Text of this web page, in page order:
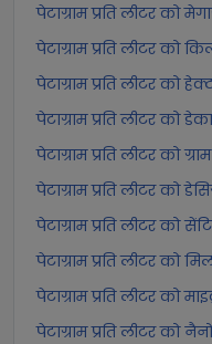
पेटाग्राम प्रति लीटर को
पेटाग्राम प्रति लीटर को
पेटाग्राम प्रति लीटर को
पेटाग्राम प्रति लीटर को
पेटाग्राम प्रति लीटर को
पेटाग्राम प्रति लीटर को
पेटाग्राम प्रति लीटर को
पेटाग्राम प्रति लीटर को
पेटाग्राम प्रति लीटर को
पेटाग्राम प्रति लीटर को